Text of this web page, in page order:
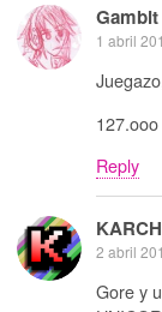
1 abril
Reply
2 abril
Gore y